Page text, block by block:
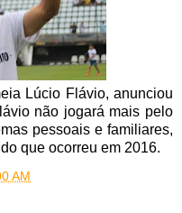
Lúcio Flávio, anunciou
não jogará mais pelo
pessoais e familiares,
que ocorreu em 2016.
AM